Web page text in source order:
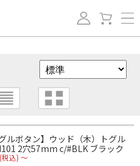
ルボタン】ウッド（木）トグル
2穴57mm c/#BLK ブラック
込) ～